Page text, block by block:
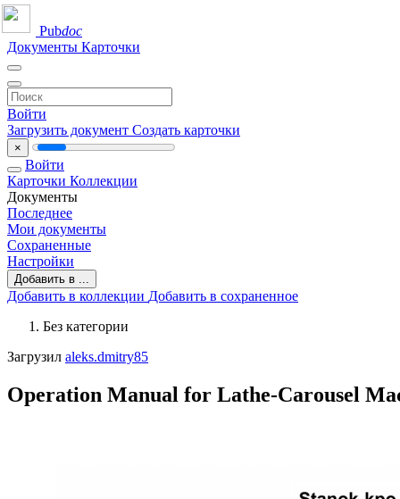
Pubdoc
Документы Карточки
Войти
Загрузить документ Создать карточки
×
Войти
Карточки Коллекции
Документы
Последнее
Мои документы
Сохраненные
Настройки
Добавить в ...
Добавить в коллекции Добавить в сохраненное
Без категории
Загрузил aleks.dmitry85
Operation Manual for Lathe-Carousel